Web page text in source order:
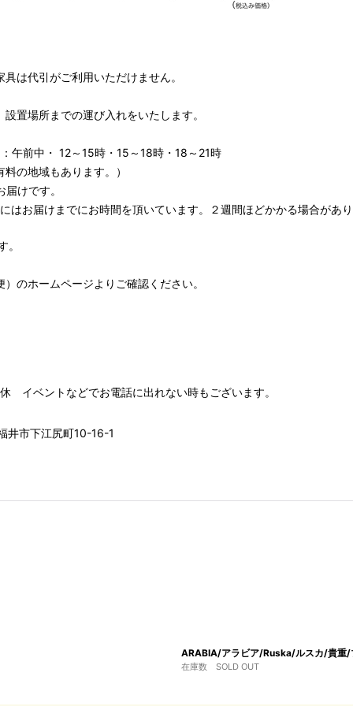
は代引がご利用いただけません。
置場所までの運び入れをいたします。
午前中・ 12～15時・15～18時・18～21時
の地域もあります。）
けです。
お届けまでにお時間を頂いています。２週間ほどかかる場合があり
のホームページよりご確認ください。
イベントなどでお電話に出れない時もございます。
井市下江尻町10-16-1
ARABIA/アラビア/Ruska/ルスカ/貴重/
在庫数 SOLD OUT